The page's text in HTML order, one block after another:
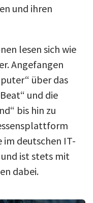
und ihren
lesen sich wie
Angefangen
über das
und die
bis hin zu
im deutschen IT-
ist stets mit
dabei.